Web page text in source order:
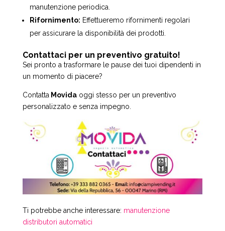
manutenzione periodica.
Rifornimento: Effettueremo rifornimenti regolari
per assicurare la disponibilità dei prodotti.
Contattaci per un preventivo gratuito!
Sei pronto a trasformare le pause dei tuoi dipendenti in
un momento di piacere?
Contatta Movidaoggi stesso per un preventivo
personalizzato e senza impegno.
Ti potrebbe anche interessare: manutenzione
distributori automatici